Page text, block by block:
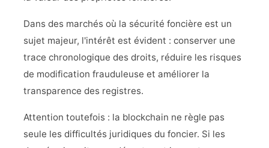
Dans des marchés où la sécurité foncière est un
sujet majeur, l'intérêt est évident : conserver une
trace chronologique des droits, réduire les risques
de modification frauduleuse et améliorer la
transparence des registres.
Attention toutefois : la blockchain ne règle pas
seule les difficultés juridiques du foncier. Si les